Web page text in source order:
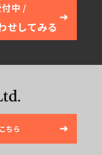
中 /
せしてみる
ちら